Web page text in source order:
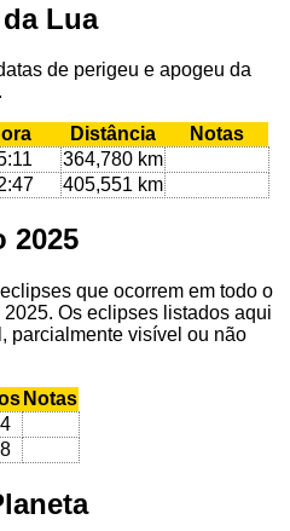
Lua
de perigeu e apogeu da
Distância
Notas
364,780 km
405,551 km
2025
que ocorrem em todo o
Os eclipses listados aqui
parcialmente visível ou não
Notas